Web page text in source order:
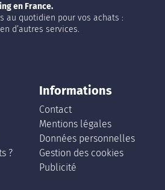
en France.
au quotidien pour vos achats :
d’autres services.
?
Informations
Contact
Mentions légales
Données personnelles
Gestion des cookies
Publicité